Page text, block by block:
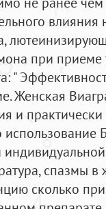
при
"
Женская
и
спазмы
сколько